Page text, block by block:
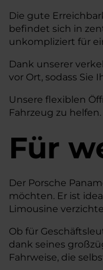
Die gute
befindet sich in
unkompliziert für
Dank unserer
vor Ort, sodass Sie
Unsere flexiblen
Fahrzeug zu
Für
Der Porsche
möchten. Er ist
Limousine
Ob für
dank seines
Fahrweise, die